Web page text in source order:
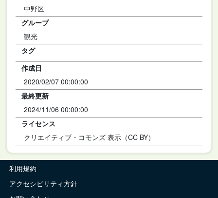
中野区
グループ
観光
タグ
作成日
2020/02/07 00:00:00
最終更新
2024/11/06 00:00:00
ライセンス
クリエイティブ・コモンズ 表示（CC BY）
利用規約
アクセシビリティ方針